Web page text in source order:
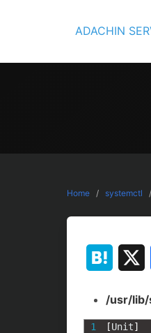
ADACHIN
Home systemctl
Hatena
/usr/lib/
1
[Unit]